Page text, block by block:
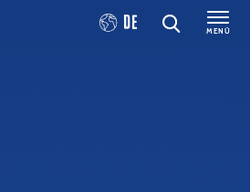
DE MENÜ